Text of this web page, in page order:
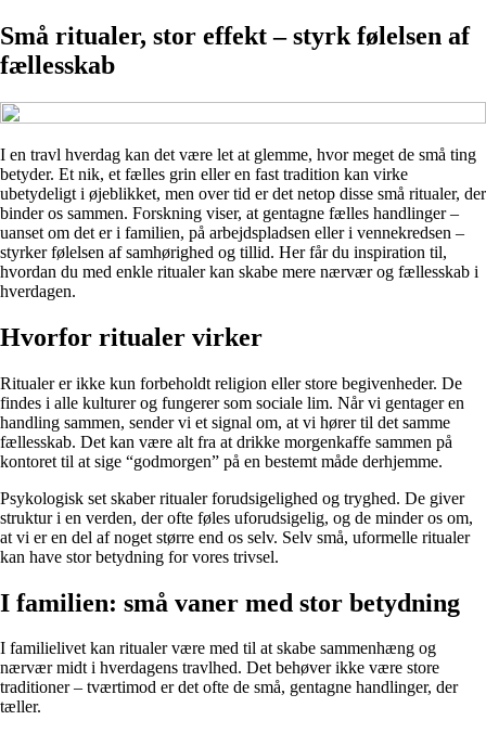
Små ritualer, stor effekt – styrk følelsen af
fællesskab
I en travl hverdag kan det være let at glemme, hvor meget de små ting
betyder. Et nik, et fælles grin eller en fast tradition kan virke
ubetydeligt i øjeblikket, men over tid er det netop disse små ritualer, der
binder os sammen. Forskning viser, at gentagne fælles handlinger –
uanset om det er i familien, på arbejdspladsen eller i vennekredsen –
styrker følelsen af samhørighed og tillid. Her får du inspiration til,
hvordan du med enkle ritualer kan skabe mere nærvær og fællesskab i
hverdagen.
Hvorfor ritualer virker
Ritualer er ikke kun forbeholdt religion eller store begivenheder. De
findes i alle kulturer og fungerer som sociale lim. Når vi gentager en
handling sammen, sender vi et signal om, at vi hører til det samme
fællesskab. Det kan være alt fra at drikke morgenkaffe sammen på
kontoret til at sige “godmorgen” på en bestemt måde derhjemme.
Psykologisk set skaber ritualer forudsigelighed og tryghed. De giver
struktur i en verden, der ofte føles uforudsigelig, og de minder os om,
at vi er en del af noget større end os selv. Selv små, uformelle ritualer
kan have stor betydning for vores trivsel.
I familien: små vaner med stor betydning
I familielivet kan ritualer være med til at skabe sammenhæng og
nærvær midt i hverdagens travlhed. Det behøver ikke være store
traditioner – tværtimod er det ofte de små, gentagne handlinger, der
tæller.